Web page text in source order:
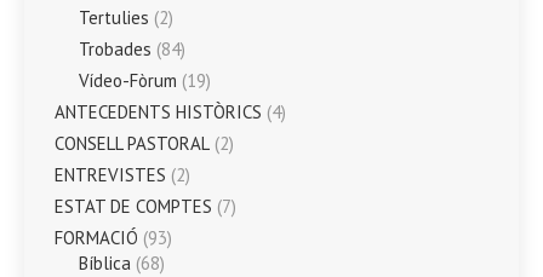
Tertulies (2)
Trobades (84)
Vídeo-Fòrum (19)
ANTECEDENTS HISTÒRICS (4)
CONSELL PASTORAL (2)
ENTREVISTES (2)
ESTAT DE COMPTES (7)
FORMACIÓ (93)
Bíblica (68)